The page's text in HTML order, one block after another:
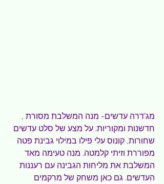
מג'דרה עדשים- מנה המשלבת מסורת ,
חדשנות ומקוריות. על מצע של סלט עדשים
שחורות, קונוס עלי פילו במילוי גבינת פטה
מפוררת וזיתי קלמטה. מנה טעימה מאד
המשלבת את מליחות הגבינה עם רעננות
העדשים. גם כאן משחק של מרקמים